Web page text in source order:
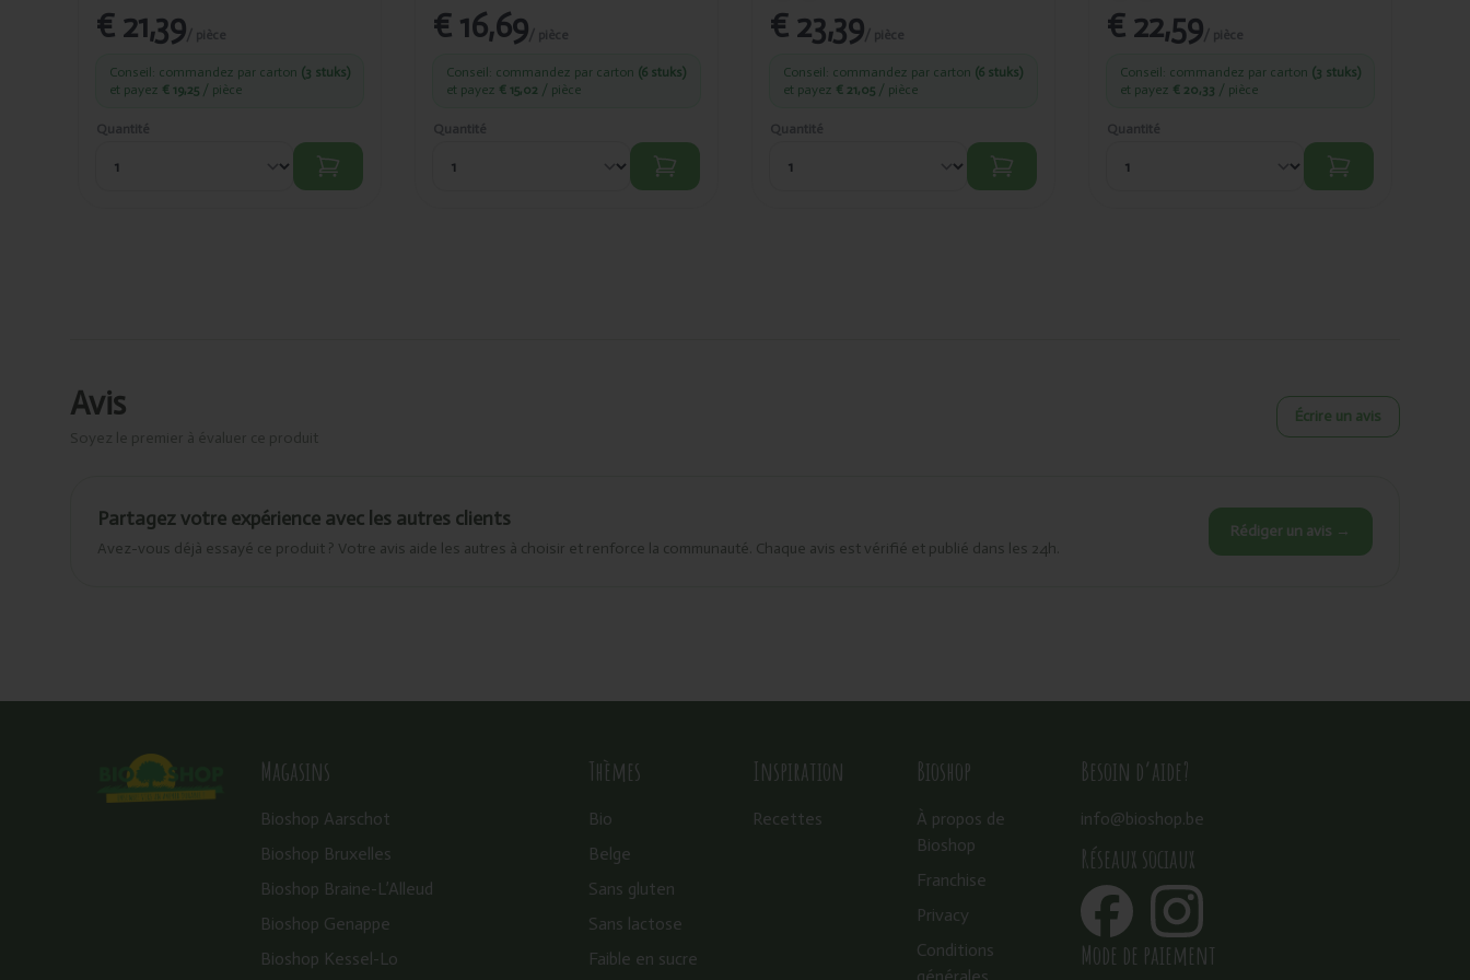
€ 21,39/ pièce
Conseil: commandez par carton (3 stuks)
et payez € 19,25 / pièce
Quantité
€ 16,69/ pièce
Conseil: commandez par carton (6 stuks)
et payez € 15,02 / pièce
Quantité
€ 23,39/ pièce
Conseil: commandez par carton (6 stuks)
et payez € 21,05 / pièce
Quantité
€ 22,59/ pièce
Conseil: commandez par carton (3 stuks)
et payez € 20,33 / pièce
Quantité
Avis Écrire un avis
Partagez votre expérience avec les autres clients
Avez-vous déjà essayé ce produit ? Votre avis aide les autres à choisir et renforce la communauté. Chaque avis est vérifié et publié dans les 24h.
Rédiger un avis →
Magasins
Bioshop Aarschot
Bioshop Bruxelles
Bioshop Braine-L’Alleud
Bioshop Genappe
Bioshop Kessel-Lo
Thèmes
Bio
Belge
Sans gluten
Sans lactose
Faible en sucre
Inspiration
Recettes
Bioshop
À propos de
Bioshop
Franchise
Privacy
Conditions
Besoin d’aide?
info@bioshop.be
Réseaux sociaux
Mode de paiement